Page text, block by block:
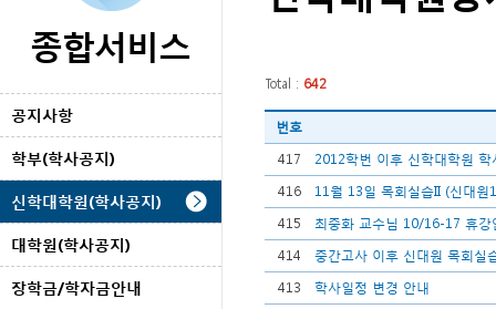
종합서비스
공지사항
학부(학사공지)
신학대학원(학사공지)
대학원(학사공지)
장학금/학자금안내
Total : 642
번호
417
2012학번 이후 신학대학원 학
416
11월 13일 목회실습II (신대원
415
최중화 교수님 10/16-17 휴강
414
중간고사 이후 신대원 목회실
413
학사일정 변경 안내